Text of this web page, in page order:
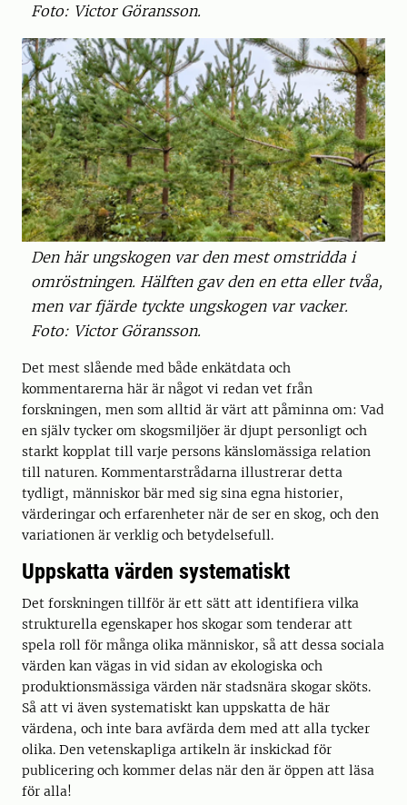
Foto: Victor Göransson.
Den här ungskogen var den mest omstridda i
omröstningen. Hälften gav den en etta eller tvåa,
men var fjärde tyckte ungskogen var vacker.
Foto: Victor Göransson.
Det mest slående med både enkätdata och
kommentarerna här är något vi redan vet från
forskningen, men som alltid är värt att påminna om: Vad
en själv tycker om skogsmiljöer är djupt personligt och
starkt kopplat till varje persons känslomässiga relation
till naturen. Kommentarstrådarna illustrerar detta
tydligt, människor bär med sig sina egna historier,
värderingar och erfarenheter när de ser en skog, och den
variationen är verklig och betydelsefull.
Uppskatta värden systematiskt
Det forskningen tillför är ett sätt att identifiera vilka
strukturella egenskaper hos skogar som tenderar att
spela roll för många olika människor, så att dessa sociala
värden kan vägas in vid sidan av ekologiska och
produktionsmässiga värden när stadsnära skogar sköts.
Så att vi även systematiskt kan uppskatta de här
värdena, och inte bara avfärda dem med att alla tycker
olika. Den vetenskapliga artikeln är inskickad för
publicering och kommer delas när den är öppen att läsa
för alla!